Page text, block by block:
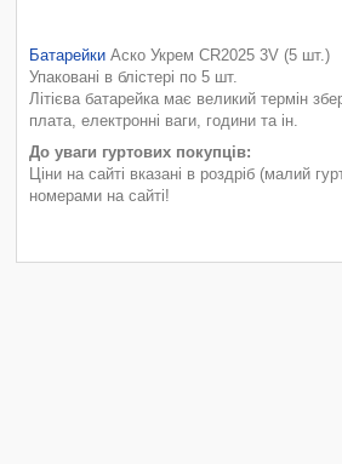
Батарейки Аско Укрем СR2025 3V (5 шт.)
Упаковані в блістері по 5 шт.
Літієва батарейка має великий термін
плата, електронні ваги, години та ін.
До уваги гуртових покупців:
Ціни на сайті вказані в роздріб (малий
номерами на сайті!